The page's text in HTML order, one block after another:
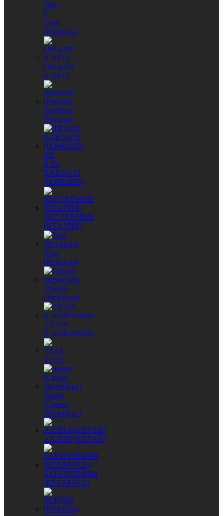
Mul-
t-
Lock
(Израиль)
OnGuard
(США)
Pointlock
(Россия)
RB
RAV
BARIACH
(ИЗРАИЛЬ)
SECUREMME
(ИТАЛИЯ)
Tesa
(Испания)
Thirard
(Франция)
TITAN
(СЛОВЕНИЯ)
YALE
Аверс
(Санкт-
Петербург)
АЛЛЮР(КИТАЙ)
БАРАНОВИЧИ
(БЕЛАРУСЬ)